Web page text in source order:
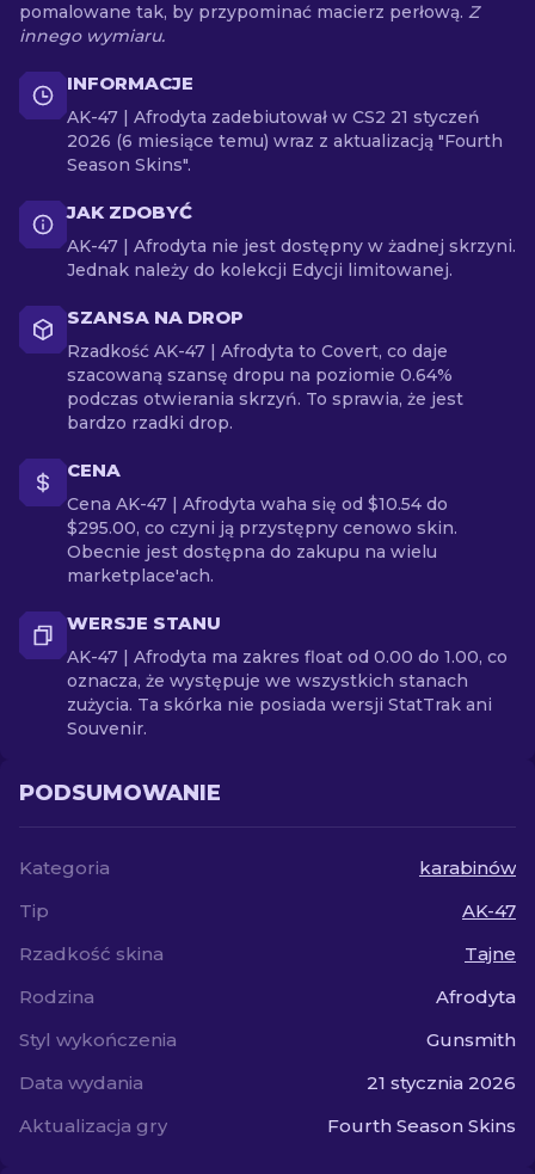
pomalowane tak, by przypominać macierz perłową. Z
innego wymiaru.
INFORMACJE
AK-47 | Afrodyta zadebiutował w CS2 21 styczeń
2026 (6 miesiące temu) wraz z aktualizacją "Fourth
Season Skins".
JAK ZDOBYĆ
AK-47 | Afrodyta nie jest dostępny w żadnej skrzyni.
Jednak należy do kolekcji Edycji limitowanej.
SZANSA NA DROP
Rzadkość AK-47 | Afrodyta to Covert, co daje
szacowaną szansę dropu na poziomie 0.64%
podczas otwierania skrzyń. To sprawia, że jest
bardzo rzadki drop.
CENA
Cena AK-47 | Afrodyta waha się od $10.54 do
$295.00, co czyni ją przystępny cenowo skin.
Obecnie jest dostępna do zakupu na wielu
marketplace'ach.
WERSJE STANU
AK-47 | Afrodyta ma zakres float od 0.00 do 1.00, co
oznacza, że występuje we wszystkich stanach
zużycia. Ta skórka nie posiada wersji StatTrak ani
Souvenir.
PODSUMOWANIE
Kategoria
karabinów
Tip
AK-47
Rzadkość skina
Tajne
Rodzina
Afrodyta
Styl wykończenia
Gunsmith
Data wydania
21 stycznia 2026
Aktualizacja gry
Fourth Season Skins